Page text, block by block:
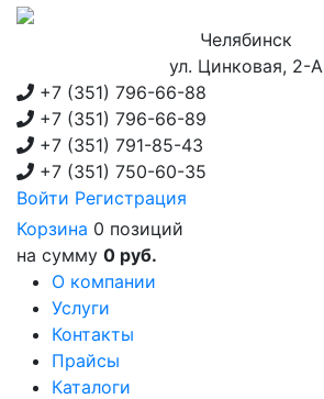
Челябинск
ул. Цинковая, 2-А
+7 (351) 796-66-88
+7 (351) 796-66-89
+7 (351) 791-85-43
+7 (351) 750-60-35
Войти Регистрация
Корзина 0 позиций
на сумму 0 руб.
О компании
Услуги
Контакты
Прайсы
Каталоги